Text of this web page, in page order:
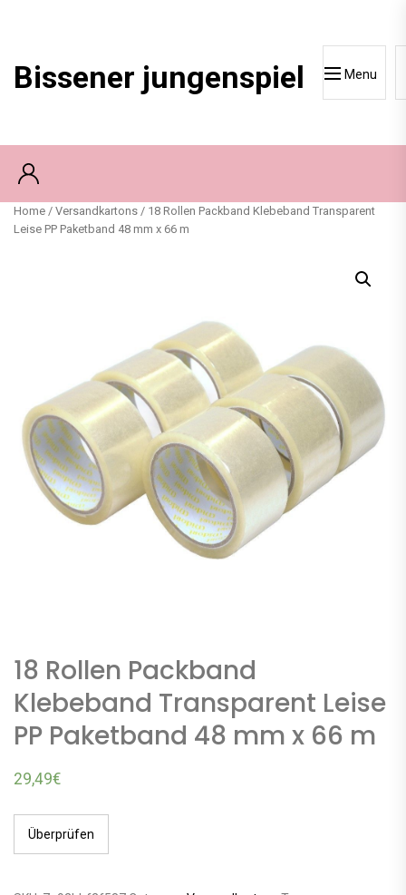
Bissener jungenspiel Menu
Home / Versandkartons / 18 Rollen Packband Klebeband Transparent
Leise PP Paketband 48 mm x 66 m
18 Rollen Packband
Klebeband Transparent Leise
PP Paketband 48 mm x 66 m
29,49€
Überprüfen